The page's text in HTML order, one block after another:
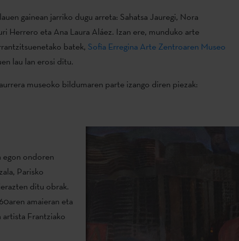
gainean jarriko dugu arreta: Sahatsa Jauregi, Nora
Herrero eta Ana Laura Aláez. Izan ere, munduko arte
batek, Sofia Erregina Arte Zentroaren Museo
lau lan erosi ditu.
museoko bildumaren parte izango diren piezak:
egon ondoren
Parisko
ditu obrak.
amaieran eta
artista Frantziako